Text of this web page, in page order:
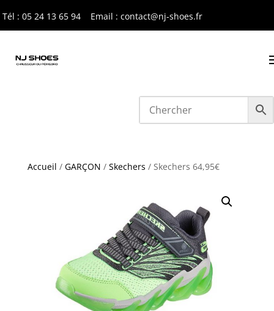
Tél : 05 24 13 65 94 Email : contact@nj-shoes.fr
Accueil / GARÇON / Skechers / Skechers 64,95€